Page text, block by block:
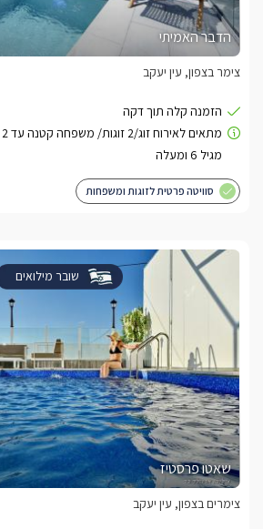
הדבר האמיתי
צימר בצפון, עין יעקב
סוויטה פרטית לזוגות ומשפחות
שובר מילואים
שאטו פרסטיז
צימרים בצפון, עין יעקב